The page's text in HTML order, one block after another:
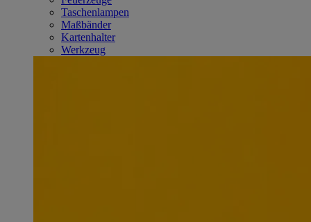
Taschenlampen
Maßbänder
Kartenhalter
Werkzeug